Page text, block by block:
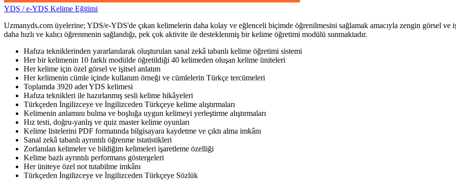
YDS / e-YDS Kelime Eğitimi
Uzmanyds.com üyelerine; YDS/e-YDS'de çıkan kelimelerin daha kolay ve eğlenceli biçimde öğrenilmesini sağlamak amacıyla zengin görsel ve
daha hızlı ve kalıcı öğrenmenin sağlandığı, pek çok aktivite ile desteklenmiş bir kelime öğretimi modülü sunmaktadır.
Hafıza tekniklerinden yararlanılarak oluşturulan sanal zekâ tabanlı kelime öğretimi sistemi
Her bir kelimenin 10 farklı modülde öğretildiği 40 kelimeden oluşan kelime üniteleri
Her kelime için özel görsel ve işitsel anlatım
Her kelimenin cümle içinde kullanım örneği ve cümlelerin Türkçe tercümeleri
Toplamda 3920 adet YDS kelimesi
Hafıza teknikleri ile hazırlanmış sesli kelime hikâyeleri
Türkçeden İngilizceye ve İngilizceden Türkçeye kelime alıştırmaları
Kelimenin anlamını bulma ve boşluğa uygun kelimeyi yerleştirme alıştırmaları
Hız testi, doğru-yanlış ve quiz master kelime oyunları
Kelime listelerini PDF formatında bilgisayara kaydetme ve çıktı alma imkânı
Sanal zekâ tabanlı ayrıntılı öğrenme istatistikleri
Zorlanılan kelimeler ve bildiğim kelimeleri işaretleme özelliği
Kelime bazlı ayrıntılı performans göstergeleri
Her üniteye özel not tutabilme imkânı
Türkçeden İngilizceye ve İngilizceden Türkçeye Sözlük